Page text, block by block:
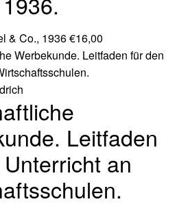
& Co., 1936€16,00
Leitfaden
an